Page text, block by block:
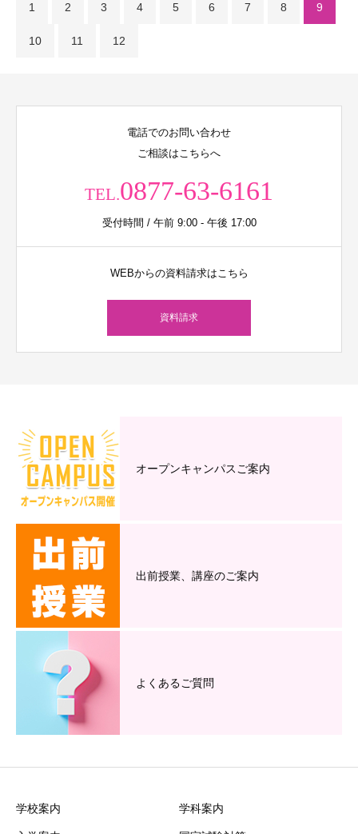
1 2 3 4 5 6 7 8 9
10 11 12
電話でのお問い合わせ
ご相談はこちらへ
TEL.0877-63-6161
受付時間 / 午前 9:00 - 午後 17:00
WEBからの資料請求はこちら
資料請求
オープンキャンパスご案内
出前授業、講座のご案内
よくあるご質問
学校案内 学科案内